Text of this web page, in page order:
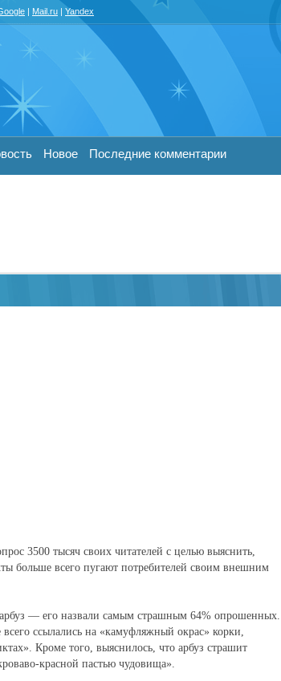
3500 тысяч своих читателей с целью выяснить,
больше всего пугают потребителей своим внешним
— его назвали самым страшным 64% опрошенных.
ссылались на «камуфляжный окрас» корки,
Кроме того, выяснилось, что арбуз страшит
красной пастью чудовища».
| Mail.ru | Yandex
Новое Последние комментарии